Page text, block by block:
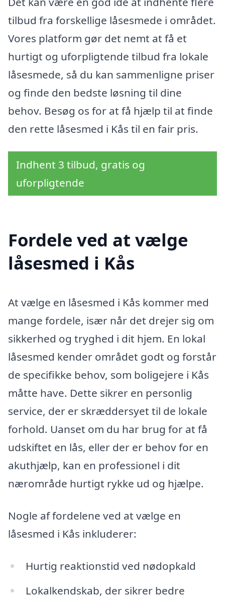
tilbud fra forskellige låsesmede i området.
Vores platform gør det nemt at få et
hurtigt og uforpligtende tilbud fra lokale
låsesmede, så du kan sammenligne priser
og finde den bedste løsning til dine
behov. Besøg os for at få hjælp til at finde
den rette låsesmed i Kås til en fair pris.
Indhent 3 tilbud, gratis og
uforpligtende
Fordele ved at vælge
låsesmed i Kås
At vælge en låsesmed i Kås kommer med
mange fordele, især når det drejer sig om
sikkerhed og tryghed i dit hjem. En lokal
låsesmed kender området godt og forstår
de specifikke behov, som boligejere i Kås
måtte have. Dette sikrer en personlig
service, der er skræddersyet til de lokale
forhold. Uanset om du har brug for at få
udskiftet en lås, eller der er behov for en
akuthjælp, kan en professionel i dit
nærområde hurtigt rykke ud og hjælpe.
Nogle af fordelene ved at vælge en
låsesmed i Kås inkluderer:
Hurtig reaktionstid ved nødopkald
Lokalkendskab, der sikrer bedre